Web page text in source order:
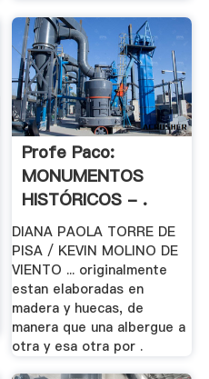
Profe Paco:
MONUMENTOS
HISTÓRICOS - .
DIANA PAOLA TORRE DE
PISA / KEVIN MOLINO DE
VIENTO ... originalmente
estan elaboradas en
madera y huecas, de
manera que una albergue a
otra y esa otra por .